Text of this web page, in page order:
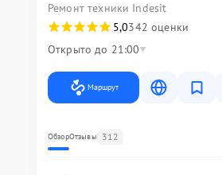
Ремонт техники Indesit
5,0342 оценки
Открыто до 21:00
Маршрут
ОбзорОтзывы 312